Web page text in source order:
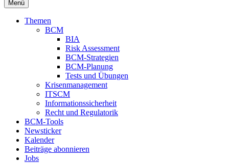
Menü
Themen
BCM
BIA
Risk Assessment
BCM-Strategien
BCM-Planung
Tests und Übungen
Krisenmanagement
ITSCM
Informationssicherheit
Recht und Regulatorik
BCM-Tools
Newsticker
Kalender
Beiträge abonnieren
Jobs